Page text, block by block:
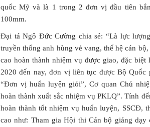
quốc Mỹ và là 1 trong 2 đơn vị đầu tiên
100mm.
Đại tá Ngô Đức Cường chia sẻ: “Là lực
truyền thống anh hùng vẻ vang, thế hệ cán
cao hoàn thành nhiệm vụ được giao, đặc
2020 đến nay, đơn vị liên tục được Bộ
“Đơn vị huấn luyện giỏi”, Cơ quan Chủ
hoàn thành xuất sắc nhiệm vụ PKLQ”. Tính
hoàn thành tốt nhiệm vụ huấn luyện, SSCĐ,
cao như: Tham gia Hội thi Cán bộ giảng